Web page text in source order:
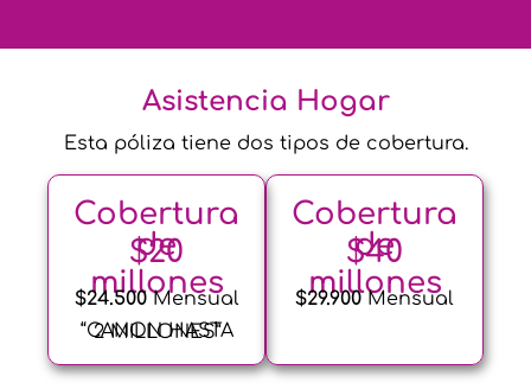
Asistencia Hogar
Esta póliza tiene dos tipos de cobertura.
Cobertura
de
$20
millones
$24.500Mensual
“CANON HASTA 2 MILLONES”
Cobertura
de
$40
millones
$29.900Mensual